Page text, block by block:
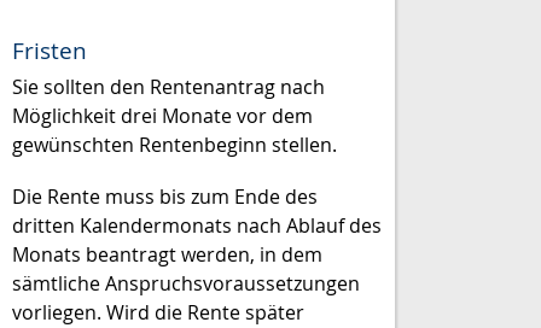
Fristen
Sie sollten den Rentenantrag nach
Möglichkeit drei Monate vor dem
gewünschten Rentenbeginn stellen.
Die Rente muss bis zum Ende des
dritten Kalendermonats nach Ablauf des
Monats beantragt werden, in dem
sämtliche Anspruchsvoraussetzungen
vorliegen. Wird die Rente später